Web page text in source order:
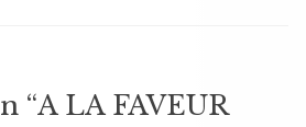
“A LA FAVEUR